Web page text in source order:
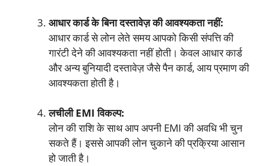
आधार कार्ड के बिना दस्तावेज़ की आवश्यकता नहीं:
आधार कार्ड से लोन लेते समय आपको किसी संपत्ति की
गारंटी देने की आवश्यकता नहीं होती। केवल आधार कार्ड
और अन्य बुनियादी दस्तावेज़ जैसे पैन कार्ड, आय प्रमाण की
आवश्यकता होती है।
लचीली EMI विकल्प:
लोन की राशि के साथ आप अपनी EMI की अवधि भी चुन
सकते हैं। इससे आपकी लोन चुकाने की प्रक्रिया आसान
हो जाती है।